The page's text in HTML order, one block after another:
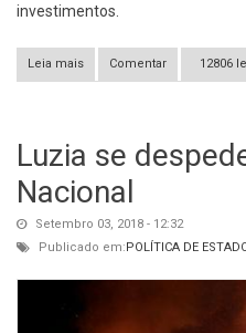
investimentos.
Leia mais
sobre Museu Nacional
Comentar 12806
Luzia se
Nacional
Setembro 03, 2018 - 12:32
Publicado em: POLÍTICA DE